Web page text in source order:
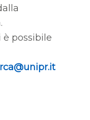
possibile
o